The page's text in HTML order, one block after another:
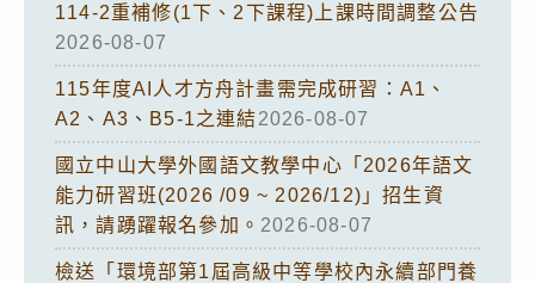
114-2重補修(1下、2下課程)上課時間調整公告
2026-08-07
115年度AI人才方舟計畫需完成研習：A1、
A2、A3、B5-1之連結2026-08-07
國立中山大學外國語文教學中心「2026年語文
能力研習班(2026 /09 ~ 2026/12)」招生資
訊，請踴躍報名參加。 2026-08-07
檢送「環境部第1屆高級中等學校內永續部門養